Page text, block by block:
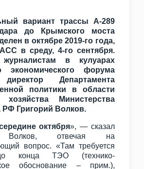
вариант трассы А-289
до Крымского моста
в октябре 2019-го года,
в среду, 4-го сентября.
в кулуарах
экономического форума
Департамента
политики в области
хозяйства Министерства
РФ Григорий Волков.
октября», — сказал
Волков, отвечая на
вопрос. «Там требуется
конца ТЭО (технико-
обоснование – прим.),